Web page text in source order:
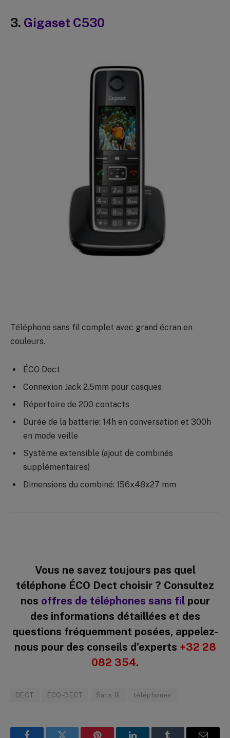
3. Gigaset C530
Téléphone sans fil complet avec grand écran en
couleurs.
ÉCO Dect
Connexion Jack 2.5mm pour casques
Répertoire de 200 contacts
Durée de la batterie: 14h en conversation et 300h
en mode veille
Système extensible (ajout de combinés
supplémentaires)
Dimensions du combiné: 156x48x27 mm
Vous ne savez toujours pas quel
téléphone ÉCO Dect choisir ? Consultez
nos offres de téléphones sans filpour
des informations détaillées et des
questions fréquemment posées, appelez-
nous pour des conseils d’experts +32 28
082 354.
DECT ECO-DECT Sans fil téléphones